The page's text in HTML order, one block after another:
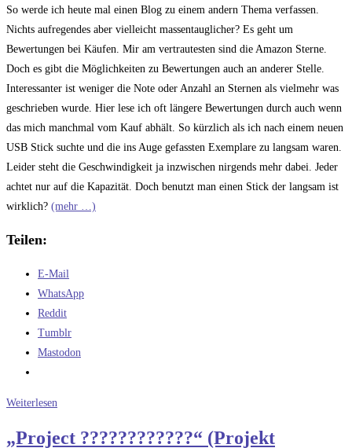
So werde ich heute mal einen Blog zu einem andern Thema verfassen.
Nichts aufregendes aber vielleicht massentauglicher? Es geht um
Bewertungen bei Käufen. Mir am vertrautesten sind die Amazon Sterne.
Doch es gibt die Möglichkeiten zu Bewertungen auch an anderer Stelle.
Interessanter ist weniger die Note oder Anzahl an Sternen als vielmehr was
geschrieben wurde. Hier lese ich oft längere Bewertungen durch auch wenn
das mich manchmal vom Kauf abhält. So kürzlich als ich nach einem neuen
USB Stick suchte und die ins Auge gefassten Exemplare zu langsam waren.
Leider steht die Geschwindigkeit ja inzwischen nirgends mehr dabei. Jeder
achtet nur auf die Kapazität. Doch benutzt man einen Stick der langsam ist
wirklich? (mehr …)
Teilen:
E-Mail
WhatsApp
Reddit
Tumblr
Mastodon
Weiterlesen
Scheinwerfer
„Project ????????????“ (Projekt